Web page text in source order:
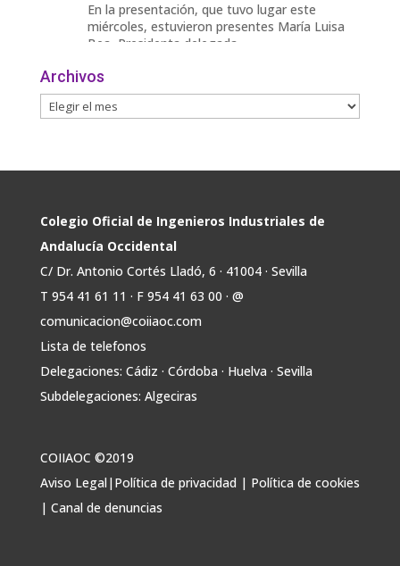
En la presentación, que tuvo lugar este
miércoles, estuvieron presentes María Luisa
Bea, Presidenta delegada
Twitter
📢ℹ️ El Gobierno acelera la electrificación
2030 para infraestructuras que permitan la
conexión de vivienda, industria y transporte
electrificado.
Estas medidas se encuentran en la dirección
Avata
COIIAOC @industrialesand · 29 Jul
🤝🏾 @industrialesand desempeña un
🛡️ Actuamos como garantes del interés
general, aportando conocimiento técnico y
facilitando la colaboración entre todos los
Archivos
Colegio Oficial de Ingenieros Industriales de
Andalucía Occidental
C/ Dr. Antonio Cortés Lladó, 6 · 41004 · Sevilla
T 954 41 61 11 · F 954 41 63 00 · @
comunicacion@coiiaoc.com
Lista de telefonos
Delegaciones: Cádiz · Córdoba · Huelva · Sevilla
Subdelegaciones: Algeciras
COIIAOC ©2019
Aviso Legal | Política de privacidad | Política de cookies
| Canal de denuncias